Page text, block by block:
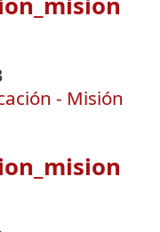
- Misión